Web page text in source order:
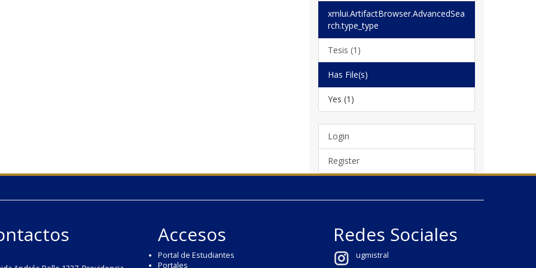
xmlui.ArtifactBrowser.AdvancedSea
rch.type_type
Tesis (1)
Has File(s)
Yes (1)
Login
Register
Accesos
Portal de Estudiantes
Portales
Redes Sociales
ugmistral